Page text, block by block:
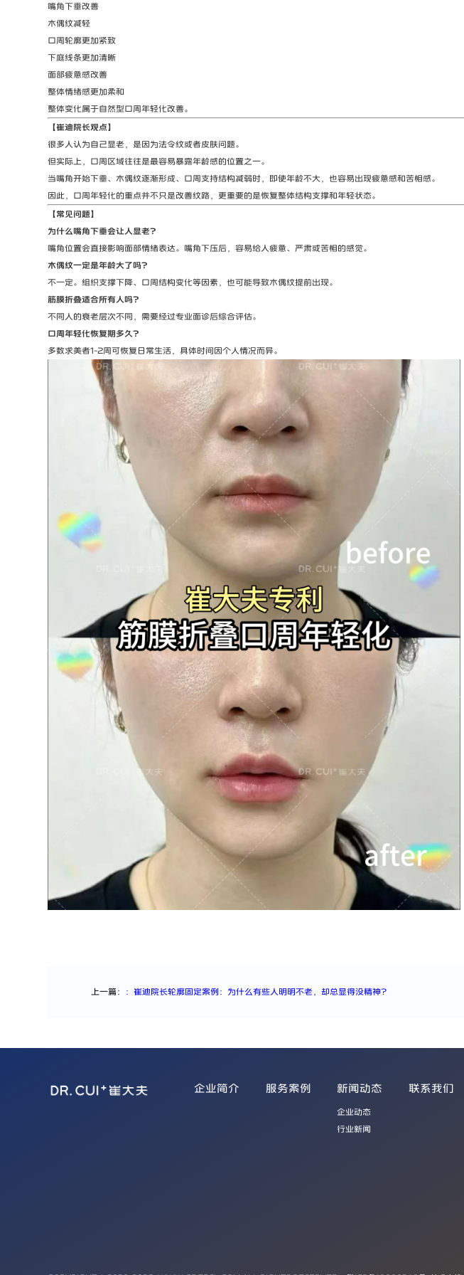
嘴角下垂改善
木偶纹减轻
口周轮廓更加紧致
下庭线条更加清晰
面部疲惫感改善
整体情绪感更加柔和
整体变化属于自然型口周年轻化改善。
【崔迪院长观点】
很多人认为自己显老，是因为法令纹或者皮肤问题。
但实际上，口周区域往往是最容易暴露年龄感的位置之一。
当嘴角开始下垂、木偶纹逐渐形成、口周支持结构减弱时，即使年龄不大，也容易出现疲惫感和苦相感。
因此，口周年轻化的重点并不只是改善纹路，更重要的是恢复整体结构支撑和年轻状态。
【常见问题】
为什么嘴角下垂会让人显老？
嘴角位置会直接影响面部情绪表达。嘴角下压后，容易给人疲惫、严肃或苦相的感觉。
木偶纹一定是年龄大了吗？
不一定。组织支撑下降、口周结构变化等因素，也可能导致木偶纹提前出现。
筋膜折叠适合所有人吗？
不同人的衰老层次不同，需要经过专业面诊后综合评估。
口周年轻化恢复期多久？
多数求美者1-2周可恢复日常生活，具体时间因个人情况而异。
上一篇： ：崔迪院长轮廓固定案例：为什么有些人明明不老，却总显得没精神？
企业简介 服务案例 新闻动态
企业动态
行业新闻
联系我们